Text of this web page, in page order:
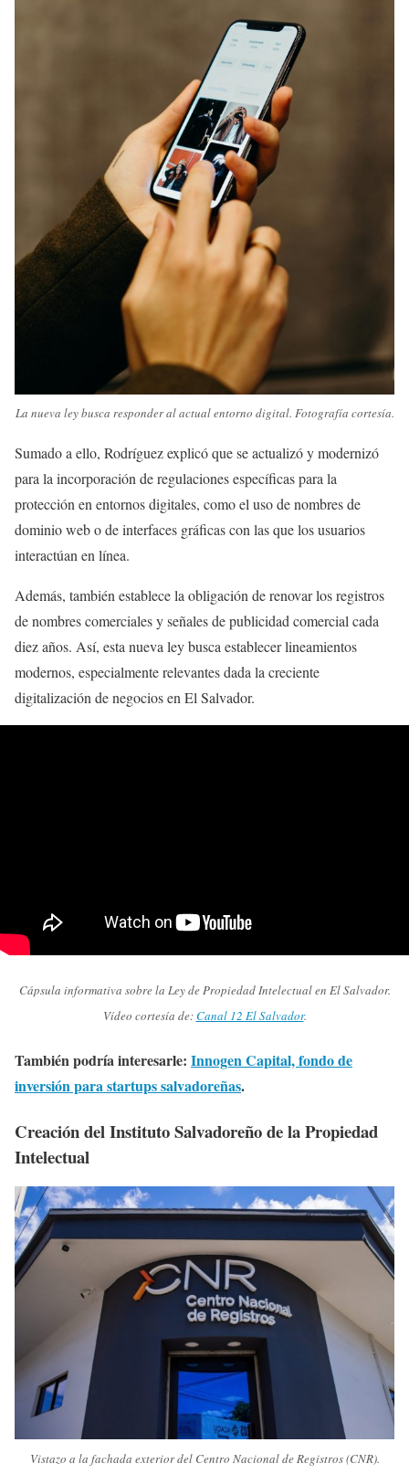
La nueva ley busca responder al actual entorno digital. Fotografía cortesía.
Sumado a ello, Rodríguez explicó que se actualizó y modernizó
para la incorporación de regulaciones específicas para la
protección en entornos digitales, como el uso de nombres de
dominio web o de interfaces gráficas con las que los usuarios
interactúan en línea.
Además, también establece la obligación de renovar los registros
de nombres comerciales y señales de publicidad comercial cada
diez años. Así, esta nueva ley busca establecer lineamientos
modernos, especialmente relevantes dada la creciente
digitalización de negocios en El Salvador.
Cápsula informativa sobre la Ley de Propiedad Intelectual en El Salvador.
Vídeo cortesía de:Canal 12 El Salvador.
También podría interesarle: Innogen Capital, fondo de
inversión para startups salvadoreñas.
Creación del Instituto Salvadoreño de la Propiedad
Intelectual
Vistazo a la fachada exterior del Centro Nacional de Registros (CNR).